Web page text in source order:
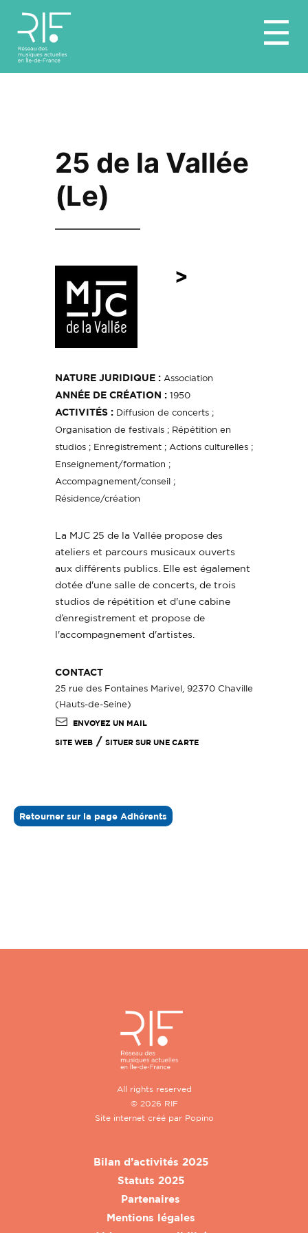
☰
25 de la Vallée
(Le)
NATURE JURIDIQUE : Association
ANNÉE DE CRÉATION : 1950
ACTIVITÉS : Diffusion de concerts ;
Organisation de festivals ; Répétition en
studios ; Enregistrement ; Actions culturelles ;
Enseignement/formation ;
Accompagnement/conseil ;
Résidence/création
La MJC 25 de la Vallée propose des
ateliers et parcours musicaux ouverts
aux différents publics. Elle est également
dotée d'une salle de concerts, de trois
studios de répétition et d'une cabine
d’enregistrement et propose de
l'accompagnement d'artistes.
CONTACT
25 rue des Fontaines Marivel, 92370 Chaville
(Hauts-de-Seine)
ENVOYEZ UN MAIL
SITE WEB / SITUER SUR UNE CARTE
>
Retourner sur la page Adhérents
All rights reserved
© 2026 RIF
Site internet créé par Popino
Bilan d’activités 2025
Statuts 2025
Partenaires
Mentions légales